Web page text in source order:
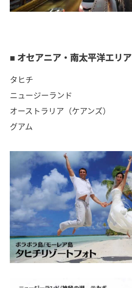
■ オセアニア・南太平洋エリア
タヒチ
ニュージーランド
オーストラリア（ケアンズ）
グアム